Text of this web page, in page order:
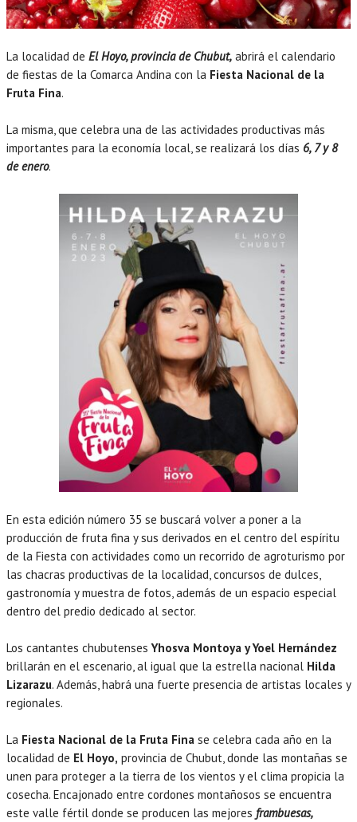
La localidad de El Hoyo, provincia de Chubut, abrirá el calendario
de fiestas de la Comarca Andina con la Fiesta Nacional de la
Fruta Fina.
La misma, que celebra una de las actividades productivas más
importantes para la economía local, se realizará los días 6, 7 y 8
de enero.
En esta edición número 35 se buscará volver a poner a la
producción de fruta fina y sus derivados en el centro del espíritu
de la Fiesta con actividades como un recorrido de agroturismo por
las chacras productivas de la localidad, concursos de dulces,
gastronomía y muestra de fotos, además de un espacio especial
dentro del predio dedicado al sector.
Los cantantes chubutensesYhosva Montoya y Yoel Hernández
brillarán en el escenario, al igual que la estrella nacional Hilda
Lizarazu. Además, habrá una fuerte presencia de artistas locales y
regionales.
La Fiesta Nacional de la Fruta Fina se celebra cada año en la
localidad de El Hoyo, provincia de Chubut, donde las montañas se
unen para proteger a la tierra de los vientos y el clima propicia la
cosecha. Encajonado entre cordones montañosos se encuentra
este valle fértil donde se producen las mejores frambuesas,